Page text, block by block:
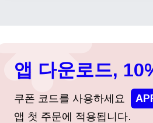
앱 다운로드,
쿠폰 코드를 사용하세요
앱 첫 주문에 적용됩니다.